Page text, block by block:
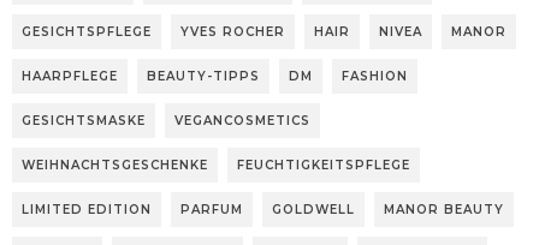
GESICHTSPFLEGE YVES ROCHER HAIR NIVEA MANOR
HAARPFLEGE BEAUTY-TIPPS DM FASHION
GESICHTSMASKE VEGANCOSMETICS
WEIHNACHTSGESCHENKE FEUCHTIGKEITSPFLEGE
LIMITED EDITION PARFUM GOLDWELL MANOR BEAUTY